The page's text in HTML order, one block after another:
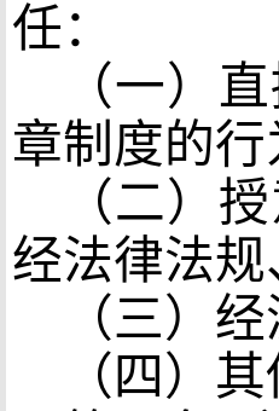
任：
（一）
章制度的行
（二）
经法律法
（三）
（四）